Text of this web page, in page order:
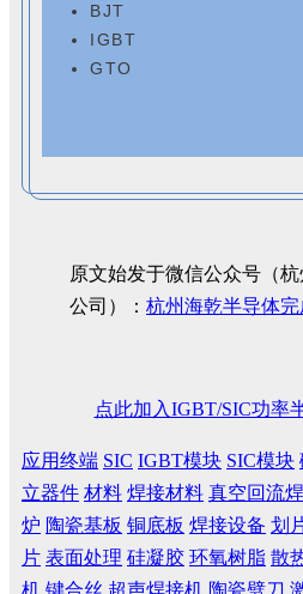
BJT
IGBT
GTO
原文始发于微信公众号（
公司）： 杭州海乾半导体
点此加入IGBT/SIC功率
应用终端 SIC IGBT模块 SIC模块
立器件 材料 焊接材料 真空回流
炉 陶瓷基板 铜底板 焊接设备 划
片 表面处理 硅凝胶 环氧树脂 散
机 键合丝 超声焊接机 陶瓷劈刀